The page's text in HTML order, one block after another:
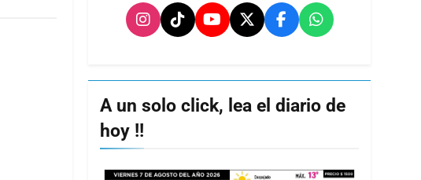
A un solo click, lea el diario de
hoy !!